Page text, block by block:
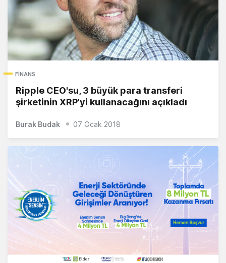
FINANS
Ripple CEO'su, 3 büyük para transferi
şirketinin XRP'yi kullanacağını açıkladı
Burak Budak 07 Ocak 2018